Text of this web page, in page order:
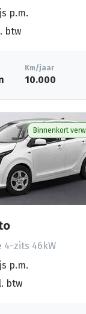
p.m.
btw
Km/jaar
10.000
Binnenkort
4-zits 46kW
p.m.
btw